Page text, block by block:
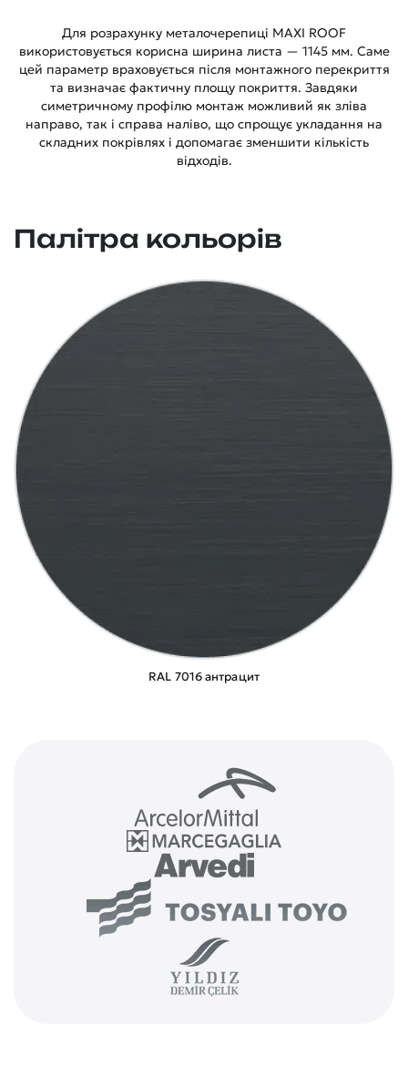
Для розрахунку металочерепиці MAXI ROOF
використовується корисна ширина листа — 1145 мм. Саме
цей параметр враховується після монтажного перекриття
та визначає фактичну площу покриття. Завдяки
симетричному профілю монтаж можливий як зліва
направо, так і справа наліво, що спрощує укладання на
складних покрівлях і допомагає зменшити кількість
відходів.
Палітра кольорів
RAL 7016 антрацит